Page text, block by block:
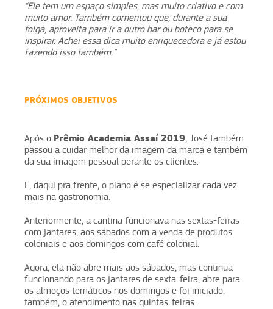
“Ele tem um espaço simples, mas muito criativo e com
muito amor. Também comentou que, durante a sua
folga, aproveita para ir a outro bar ou boteco para se
inspirar. Achei essa dica muito enriquecedora e já estou
fazendo isso também.”
PRÓXIMOS OBJETIVOS
Após o Prêmio Academia Assaí 2019, José também
passou a cuidar melhor da imagem da marca e também
da sua imagem pessoal perante os clientes.
E, daqui pra frente, o plano é se especializar cada vez
mais na gastronomia.
Anteriormente, a cantina funcionava nas sextas-feiras
com jantares, aos sábados com a venda de produtos
coloniais e aos domingos com café colonial.
Agora, ela não abre mais aos sábados, mas continua
funcionando para os jantares de sexta-feira, abre para
os almoços temáticos nos domingos e foi iniciado,
também, o atendimento nas quintas-feiras.